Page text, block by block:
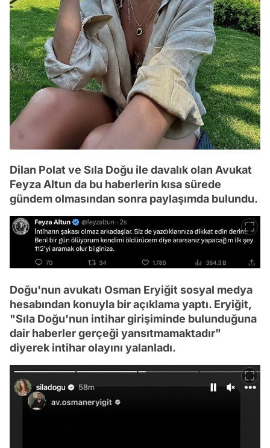
Dilan Polat ve Sıla Doğu ile davalık olan Avukat
Feyza Altun da bu haberlerin kısa sürede
gündem olmasından sonra paylaşımda bulundu.
Doğu'nun avukatı Osman Eryiğit sosyal medya
hesabından konuyla bir açıklama yaptı. Eryiğit,
"Sıla Doğu'nun intihar girişiminde bulunduğuna
dair haberler gerçeği yansıtmamaktadır"
diyerek intihar olayını yalanladı.